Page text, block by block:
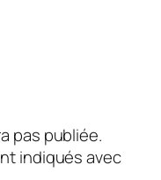
pas publiée.
indiqués avec